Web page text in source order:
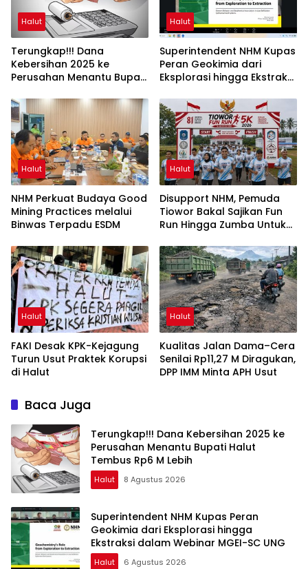
Halut
Terungkap!!! Dana
Kebersihan 2025 ke
Perusahan Menantu Bupati
Halut
Superintendent NHM Kupas
Peran Geokimia dari
Eksplorasi hingga Ekstraksi
UNG
Halut
NHM Perkuat Budaya Good
Mining Practices melalui
Binwas Terpadu ESDM
Halut
Disupport NHM, Pemuda
Tiowor Bakal Sajikan Fun
Run Hingga Zumba Untuk
Halut
FAKI Desak KPK-Kejagung
Turun Usut Praktek Korupsi
di Halut
Halut
Kualitas Jalan Dama–Cera
Senilai Rp11,27 M Diragukan,
DPP IMM Minta APH Usut
Baca Juga
Terungkap!!! Dana Kebersihan 2025 ke
Perusahan Menantu Bupati Halut
Tembus Rp6 M Lebih
Halut 8 Agustus 2026
Superintendent NHM Kupas Peran
Geokimia dari Eksplorasi hingga
Ekstraksi dalam Webinar MGEI-SC UNG
Halut 6 Agustus 2026